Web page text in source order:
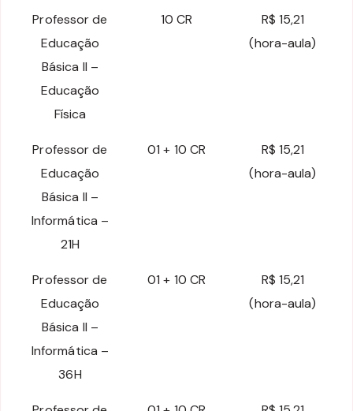
Professor de
Educação
Básica II –
Educação
Física
10 CR
R$ 15,21
(hora-aula)
Professor de
Educação
Básica II –
Informática –
21H
01 + 10 CR
R$ 15,21
(hora-aula)
Professor de
Educação
Básica II –
Informática –
36H
01 + 10 CR
R$ 15,21
(hora-aula)